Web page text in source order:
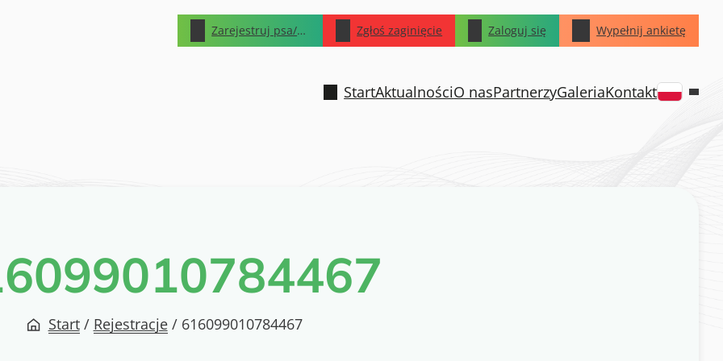
Zarejestruj psa/kota Zgłoś zaginięcie Zaloguj się Wypełnij ankietę
StartAktualnościO nasPartnerzyGaleriaKontakt
Start / Rejestracje / 616099010784467